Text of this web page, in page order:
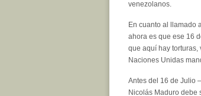
venezolanos.
En cuanto al llamado
ahora es que ese 16
que aquí hay torturas,
Naciones Unidas
Antes del 16 de Julio
Nicolás Maduro debe